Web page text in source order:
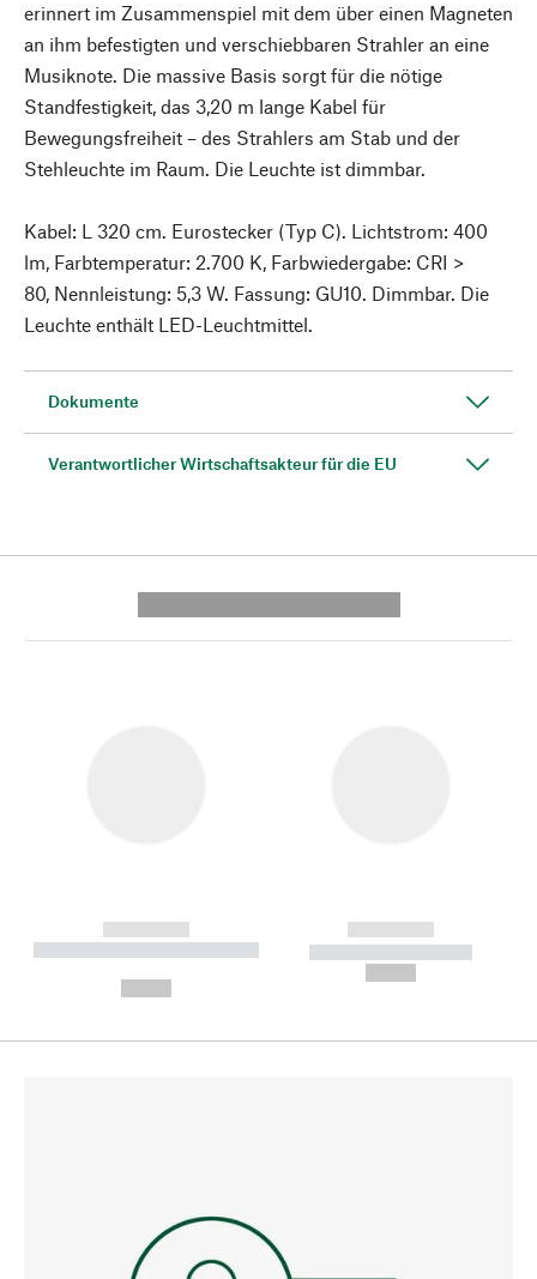
erinnert im Zusammenspiel mit dem über einen Magneten
an ihm befestigten und verschiebbaren Strahler an eine
Musiknote. Die massive Basis sorgt für die nötige
Standfestigkeit, das 3,20 m lange Kabel für
Bewegungsfreiheit – des Strahlers am Stab und der
Stehleuchte im Raum. Die Leuchte ist dimmbar.
Kabel: L 320 cm. Eurostecker (Typ C). Lichtstrom: 400
lm, Farbtemperatur: 2.700 K, Farbwiedergabe: CRI >
80, Nennleistung: 5,3 W. Fassung: GU10. Dimmbar. Die
Leuchte enthält LED-Leuchtmittel.
Dokumente
Verantwortlicher Wirtschaftsakteur für die EU
------------
----------- ----------- --------
------------
----------- -----------